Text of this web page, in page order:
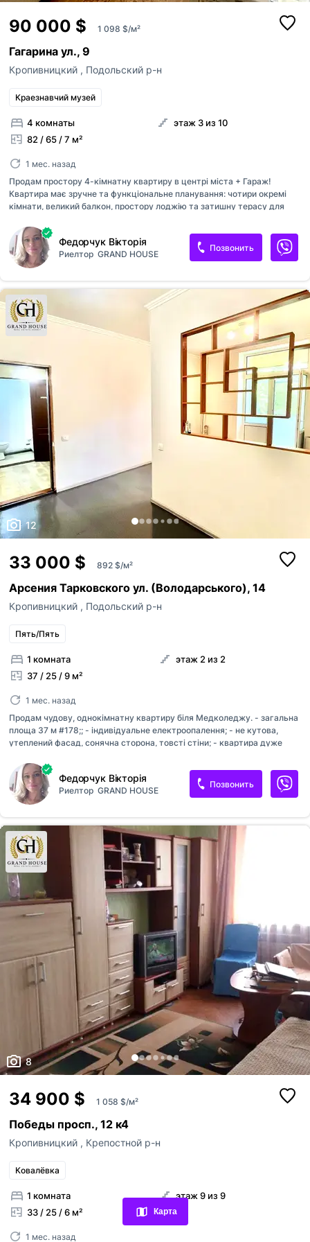
Контакты
Избранные объявления
Просмотренные объявления
90 000 $ 1 098 $/м²
Гагарина ул., 9
Кропивницкий , Подольский р-н
Краезнавчий музей
4 комнаты
82 / 65 / 7 м²
этаж 3 из 10
1 мес. назад
Продам простору 4-кімнатну квартиру в центрі міста + Гараж!
Квартира має зручне та функціональне планування: чотири окремі
кімнати, великий балкон, простору лоджію та затишну терасу для
Додатковою перевагою є дві кладові кімнати, які забезпечать
достатньо місця для зберігання речей, є можливість перепланування.
У вартість входить власний гараж, що є великою перевагою для
комфортного проживання в центрі міста. Чудове розташування:
поруч магазини, школи, дитячі садки, громадський транспорт та вся
необхідна інфраструктура. Ідеальний варіант для великої родини або
тих, хто цінує простір, комфорт та зручне місце розташування. - ква...
Федорчук Вікторія
Риелтор GRAND HOUSE
Позвонить
12
33 000 $ 892 $/м²
Арсения Тарковского ул. (Володарського), 14
Кропивницкий , Подольский р-н
Пять/Пять
1 комната
37 / 25 / 9 м²
этаж 2 из 2
1 мес. назад
Продам чудову, однокімнатну квартиру біля Медколеджу. - загальна
площа 37 м #178;; - індивідуальне електроопалення; - не кутова,
утеплений фасад, сонячна сторона, товсті стіни; - квартира дуже
великі вікна; - засклений балкон; - нова електроплита; - нові вхідні
двері; - дуже зручна транспортна розвязка та розвинена
інфраструктура. Розповідати можна багато та краще подивитись!
Телефонуйте в зручний для вас час, запрошую вас на огляд квартири!
Пропозиція від агенції нерухомості GRAND HAUSE. № 213-134-168
Вам треба швидко продати нерухомість? Допомогти підібрати для
придбання варіант? Здати вигідно в оренду? То...
Федорчук Вікторія
Риелтор GRAND HOUSE
Позвонить
8
34 900 $ 1 058 $/м²
Победы просп., 12 к4
Кропивницкий , Крепостной р-н
Ковалёвка
1 комната
33 / 25 / 6 м²
этаж 9 из 9
1 мес. назад
Карта